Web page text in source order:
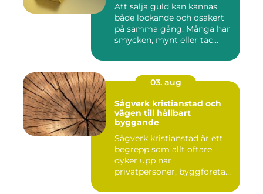
Att sälja guld kan kännas
både lockande och osäkert
på samma gång. Många har
smycken, mynt eller tac...
03. aug
Sågverk kristianstad och
vägen till hållbart
byggande
Sågverk kristianstad är ett
begrepp som allt oftare
dyker upp när
privatpersoner, byggföretag